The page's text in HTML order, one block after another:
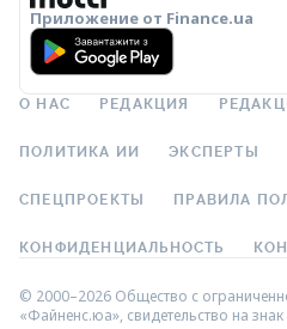
Приложение от Finance.ua
О НАС РЕДАКЦИЯ
ПОЛИТИКА ИИ ЭКСПЕРТЫ
СПЕЦПРОЕКТЫ ПРАВИЛА
КОНФИДЕНЦИАЛЬНОСТЬ
© 2000–2026 Общество с
«Файненс.юа», свидетельство на